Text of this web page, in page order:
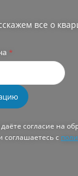
все о
*
согласие на
с